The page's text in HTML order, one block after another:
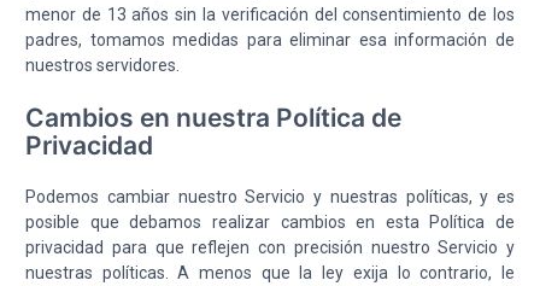
menor de 13 años sin la verificación del consentimiento de los
padres, tomamos medidas para eliminar esa información de
nuestros servidores.
Cambios en nuestra Política de
Privacidad
Podemos cambiar nuestro Servicio y nuestras políticas, y es
posible que debamos realizar cambios en esta Política de
privacidad para que reflejen con precisión nuestro Servicio y
nuestras políticas. A menos que la ley exija lo contrario, le